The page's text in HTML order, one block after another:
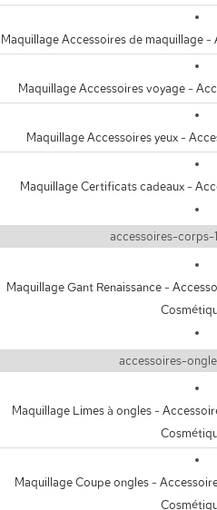
Maquillage Accessoires de maquillage -
Maquillage Accessoires voyage -
Maquillage Accessoires yeux -
Maquillage Certificats cadeaux -
accessoires-corps-
Maquillage Gant Renaissance -
accessoires-
Maquillage Limes à ongles -
Maquillage Coupe ongles -